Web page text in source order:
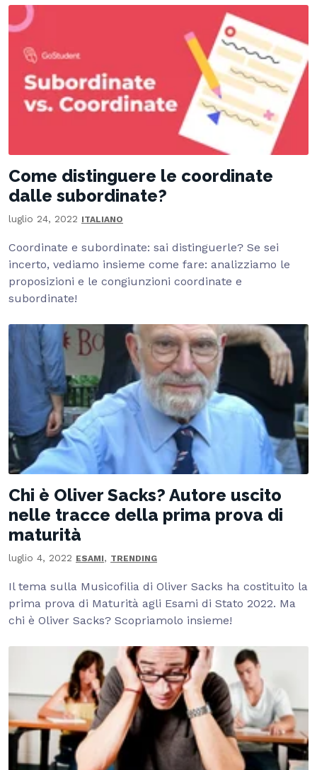
Come distinguere le coordinate
dalle subordinate?
luglio 24, 2022 ITALIANO
Coordinate e subordinate: sai distinguerle? Se sei
incerto, vediamo insieme come fare: analizziamo le
proposizioni e le congiunzioni coordinate e
subordinate!
Chi è Oliver Sacks? Autore uscito
nelle tracce della prima prova di
maturità
luglio 4, 2022 ESAMI, TRENDING
Il tema sulla Musicofilia di Oliver Sacks ha costituito la
prima prova di Maturità agli Esami di Stato 2022. Ma
chi è Oliver Sacks? Scopriamolo insieme!